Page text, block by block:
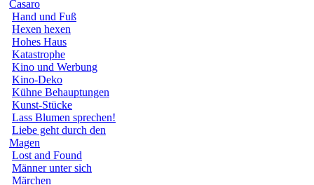
Casaro
Hand und Fuß
Hexen hexen
Hohes Haus
Katastrophe
Kino und Werbung
Kino-Deko
Kühne Behauptungen
Kunst-Stücke
Lass Blumen sprechen!
Liebe geht durch den
Magen
Lost and Found
Männer unter sich
Märchen